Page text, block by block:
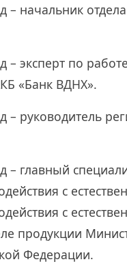
– начальник
– эксперт по
«Банк ВДНХ».
– руководитель
главный
с
с
продукции
Федерации.